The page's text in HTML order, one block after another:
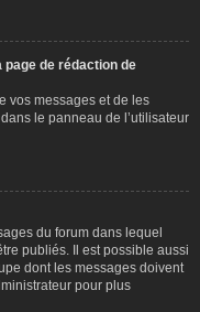
page de rédaction de
vos messages et de les
le panneau de l’utilisateur
du forum dans lequel
publiés. Il est possible aussi
dont les messages doivent
pour plus